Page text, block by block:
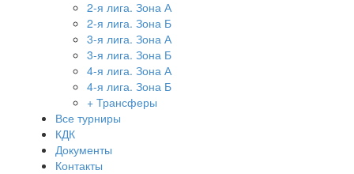
2-я лига. Зона А
2-я лига. Зона Б
3-я лига. Зона А
3-я лига. Зона Б
4-я лига. Зона А
4-я лига. Зона Б
+ Трансферы
Все турниры
КДК
Документы
Контакты